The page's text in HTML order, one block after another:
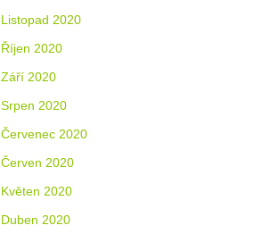
Listopad 2020
Říjen 2020
Září 2020
Srpen 2020
Červenec 2020
Červen 2020
Květen 2020
Duben 2020